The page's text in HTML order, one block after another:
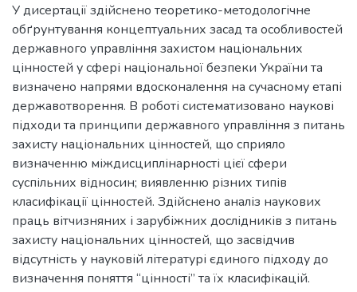
У дисертації здійснено теоретико-методологічне
обґрунтування концептуальних засад та особливостей
державного управління захистом національних
цінностей у сфері національної безпеки України та
визначено напрями вдосконалення на сучасному етапі
державотворення. В роботі систематизовано наукові
підходи та принципи державного управління з питань
захисту національних цінностей, що сприяло
визначенню міждисциплінарності цієї сфери
суспільних відносин; виявленню різних типів
класифікації цінностей. Здійснено аналіз наукових
праць вітчизняних і зарубіжних дослідників з питань
захисту національних цінностей, що засвідчив
відсутність у науковій літературі єдиного підходу до
визначення поняття “цінності” та їх класифікацій.